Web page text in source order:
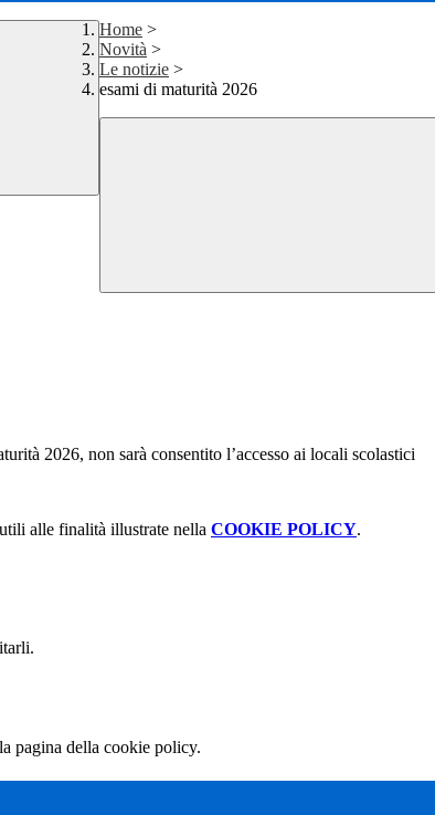
Home >
Novità >
Le notizie >
esami di maturità 2026
2026, non sarà consentito l’accesso ai locali scolastici
alle finalità illustrate nella COOKIE POLICY.
pagina della cookie policy.